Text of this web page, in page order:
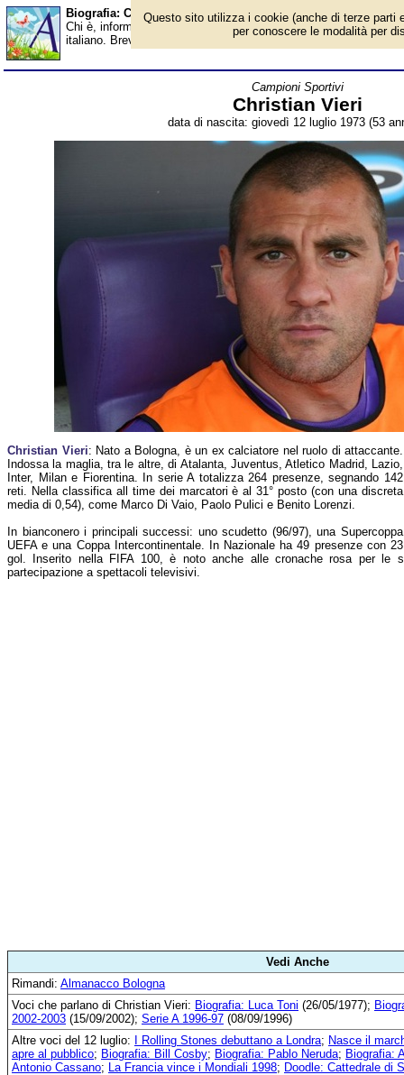
Biografia: Christian Vieri - età - Almanacco
Chi è, informazioni, foto, qual è la data di nascita, età, dove è
italiano. Breve biografia. Voce dell'Almanacco.
Campioni Sportivi
Christian Vieri
data di nascita: giovedì 12 luglio 1973 (53
Christian Vieri: Nato a Bologna, è un ex calciatore nel ruolo di attaccante.
Indossa la maglia, tra le altre, di Atalanta, Juventus, Atletico Madrid, Lazio,
Inter, Milan e Fiorentina. In serie A totalizza 264 presenze, segnando 142
reti. Nella classifica all time dei marcatori è al 31° posto (con una discreta
media di 0,54), come Marco Di Vaio, Paolo Pulici e Benito Lorenzi.
In bianconero i principali successi: uno scudetto (96/97), una Supercoppa
UEFA e una Coppa Intercontinentale. In Nazionale ha 49 presenze con 23
gol. Inserito nella FIFA 100, è noto anche alle cronache rosa per le
partecipazione a spettacoli televisivi.
Vedi Anche
Rimandi: Almanacco Bologna
Voci che parlano di Christian Vieri: Biografia: Luca Toni (26/05/1977);
2002-2003 (15/09/2002); Serie A 1996-97 (08/09/1996)
Altre voci del 12 luglio:
I Rolling Stones debuttano a Londra; Nasce il
apre al pubblico; Biografia: Bill Cosby; Biografia: Pablo Neruda; Biografia:
Antonio Cassano; La Francia vince i Mondiali 1998; Doodle: Cattedrale di
Questo sito utilizza i cookie (anche di terze parti
per conoscere le modalità per